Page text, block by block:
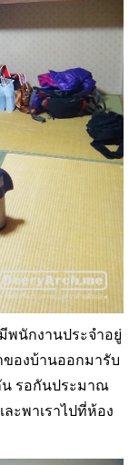
พนักงานประจำอยู่
ของบ้านออกมารับ
น รอกันประมาณ
ะพาเราไปที่ห้อง